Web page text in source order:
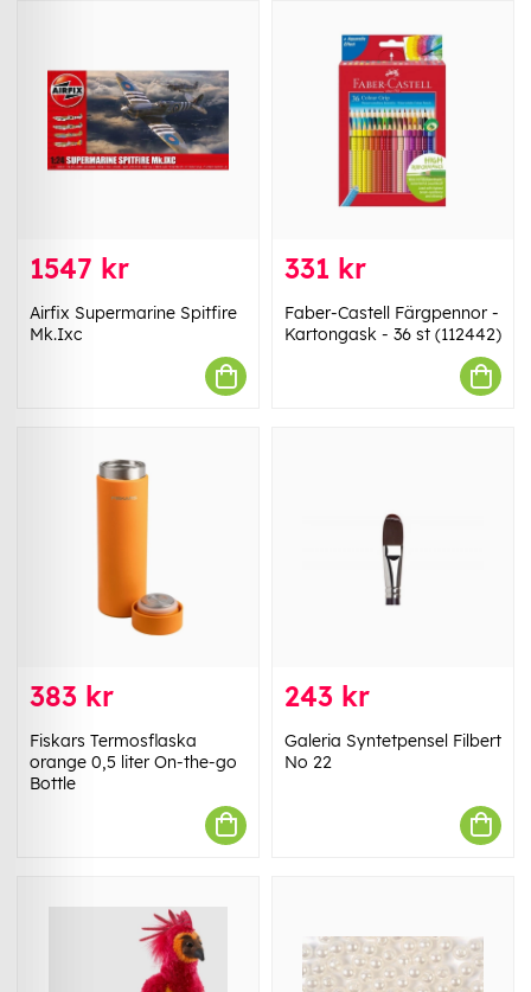
1547 kr
Airfix Supermarine Spitfire
Mk.Ixc
331 kr
Faber-Castell Färgpennor -
Kartongask - 36 st (112442)
383 kr
Fiskars Termosflaska
orange 0,5 liter On-the-go
Bottle
243 kr
Galeria Syntetpensel Filbert
No 22